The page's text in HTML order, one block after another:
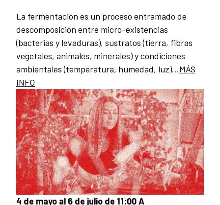
La fermentación es un proceso entramado de
descomposición entre micro-existencias
(bacterias y levaduras), sustratos (tierra, fibras
vegetales, animales, minerales) y condiciones
ambientales (temperatura, humedad, luz)...MÁS
INFO
4 de mayo al 6 de julio de 11:00 A